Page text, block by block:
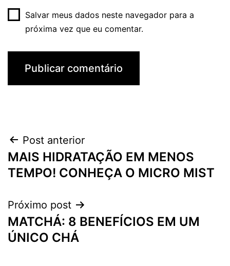
Salvar meus dados neste navegador para a
próxima vez que eu comentar.
Navegação
de
Post anterior
MAIS HIDRATAÇÃO EM MENOS
TEMPO! CONHEÇA O MICRO MIST
Próximo post
MATCHÁ: 8 BENEFÍCIOS EM UM
ÚNICO CHÁ